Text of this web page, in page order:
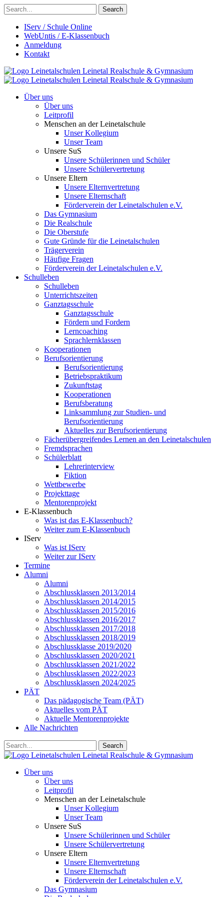
Search
IServ / Schule Online
WebUntis / E-Klassenbuch
Anmeldung
Kontakt
Leinetalschulen Leinetal Realschule & Gymnasium
Leinetalschulen Leinetal Realschule & Gymnasium
Über uns
Über uns
Leitprofil
Menschen an der Leinetalschule
Unser Kollegium
Unser Team
Unsere SuS
Unsere Schülerinnen und Schüler
Unsere Schülervertretung
Unsere Eltern
Unsere Elternvertretung
Unsere Elternschaft
Förderverein der Leinetalschulen e.V.
Das Gymnasium
Die Realschule
Die Oberstufe
Gute Gründe für die Leinetalschulen
Trägerverein
Häufige Fragen
Förderverein der Leinetalschulen e.V.
Schulleben
Schulleben
Unterrichtszeiten
Ganztagsschule
Ganztagsschule
Fördern und Fordern
Lerncoaching
Sprachlernklassen
Kooperationen
Berufsorientierung
Berufsorientierung
Betriebspraktikum
Zukunftstag
Kooperationen
Berufsberatung
Linksammlung zur Studien- und
Berufsorientierung
Aktuelles zur Berufsorientierung
Fächerübergreifendes Lernen an den Leinetalschulen
Fremdsprachen
Schülerblatt
Lehrerinterview
Fiktion
Wettbewerbe
Projekttage
Mentorenprojekt
E-Klassenbuch
Was ist das E-Klassenbuch?
Weiter zum E-Klassenbuch
IServ
Was ist IServ
Weiter zur IServ
Termine
Alumni
Alumni
Abschlussklassen 2013/2014
Abschlussklassen 2014/2015
Abschlussklassen 2015/2016
Abschlussklassen 2016/2017
Abschlussklassen 2017/2018
Abschlussklassen 2018/2019
Abschlussklasse 2019/2020
Abschlussklassen 2020/2021
Abschlussklassen 2021/2022
Abschlussklassen 2022/2023
Abschlussklassen 2024/2025
PÄT
Das pädagogische Team (PÄT)
Aktuelles vom PÄT
Aktuelle Mentorenprojekte
Alle Nachrichten
Search
Leinetalschulen Leinetal Realschule & Gymnasium
Über uns
Über uns
Leitprofil
Menschen an der Leinetalschule
Unser Kollegium
Unser Team
Unsere SuS
Unsere Schülerinnen und Schüler
Unsere Schülervertretung
Unsere Eltern
Unsere Elternvertretung
Unsere Elternschaft
Förderverein der Leinetalschulen e.V.
Das Gymnasium